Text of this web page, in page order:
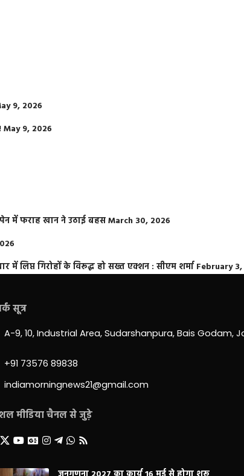
9, 2026
May 9, 2026
में फराह खान ने उठाई बहसMarch 30, 2026
में लिप्त गिरोहों के विरूद्ध हो सख्त एक्शन : सीएम शर्मा February
सूत्र
A-9, 10, Industrial Area, Sudarshanpura, Bais Godam,
+91 73576 89838
indiamorningnews21@gmail.com
मीडिया चैनल से जुड़े